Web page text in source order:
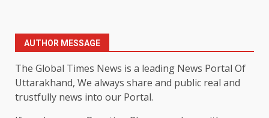
AUTHOR MESSAGE
The Global Times News is a leading News Portal Of
Uttarakhand, We always share and public real and
trustfully news into our Portal.